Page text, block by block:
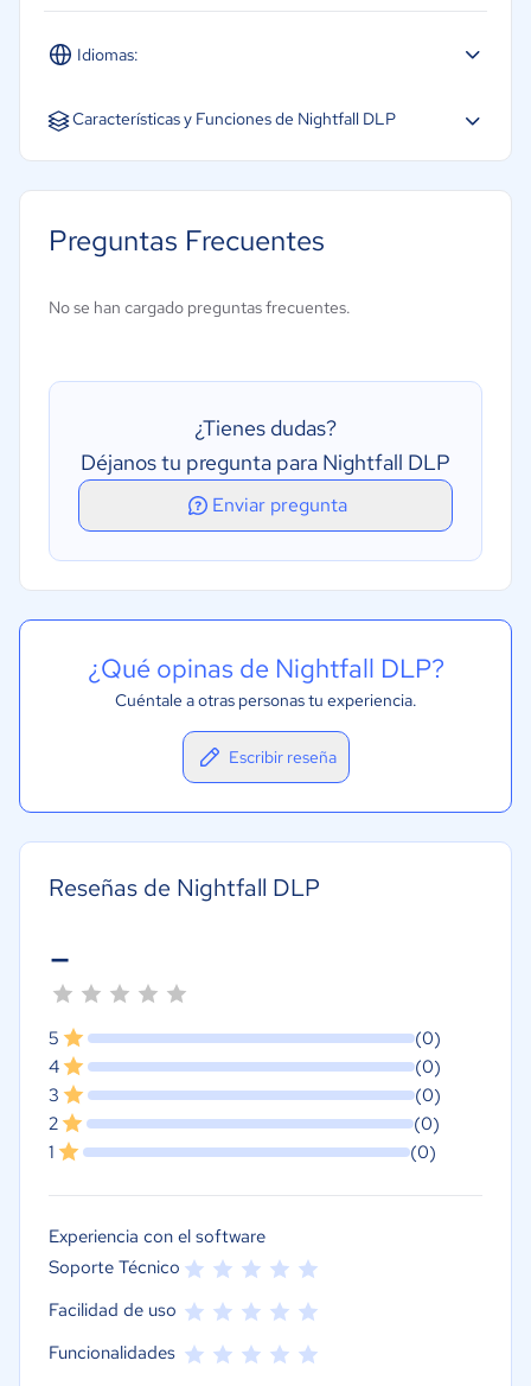
Idiomas:
Español Inglés
Características y Funciones de Nightfall DLP
Sistema de detección de intrusiones
Conforme con HIPAA
Creación de informes/análisis
Preguntas Frecuentes
No se han cargado preguntas frecuentes.
¿Tienes dudas?
Déjanos tu pregunta para Nightfall DLP
Enviar pregunta
¿Qué opinas de Nightfall DLP?
Cuéntale a otras personas tu experiencia.
Escribir reseña
Reseñas de Nightfall DLP
-
5
(0)
4
(0)
3
(0)
2
(0)
1
(0)
Experiencia con el software
Soporte Técnico
Facilidad de uso
Funcionalidades